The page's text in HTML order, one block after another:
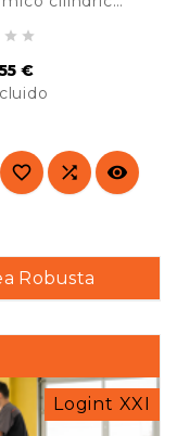
transportar y
o frías.
 
€
  
Robusta
Logint XXI